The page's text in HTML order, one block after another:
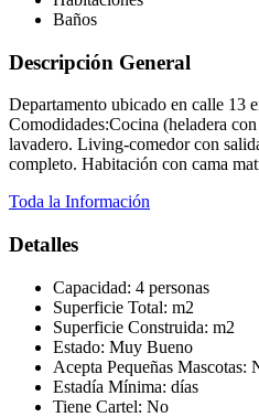
Baños
Descripción General
Departamento ubicado en calle 13
Comodidades:Cocina (heladera
lavadero. Living-comedor con
completo. Habitación con cama
Toda la Información
Detalles
Capacidad: 4 personas
Superficie Total: m2
Superficie Construida: m2
Estado: Muy Bueno
Acepta Pequeñas Mascotas:
Estadía Mínima: días
Tiene Cartel: No